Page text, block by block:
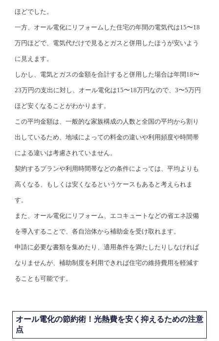
ほどでした。
一方、オール電化にリフォームした住宅の年間の電気代は15〜18
万円ほどで、電気代だけで見るとガスと併用したほうが安いよう
に見えます。
しかし、電気とガスの金額を合計すると併用した場合は年間18〜
23万円の支出に対し、オール電化は15〜18万円なので、3〜5万円
ほど安くなることがわかります。
この平均金額は、一般的な家族構成の人数と全国の平均から割り
出しているため、地域によっての料金の違いや利用頻度や時間帯
による違いは考慮されていません。
契約するプランや利用時間帯などの条件によっては、平均よりも
高くなる、もしくは安くなるというケースもあると考えられま
す。
また、オール電化にリフォーム、エコキュートなどの省エネ設備
を導入することで、各自治体から補助金を受け取れます。
申請に必要な書類を集めたり、適用条件を満たしたりしなければ
なりませんが、補助制度を利用できれば住宅の維持費用を軽減す
ることも可能です。
オール電化の節約術！光熱費を安く抑えるための注意
点